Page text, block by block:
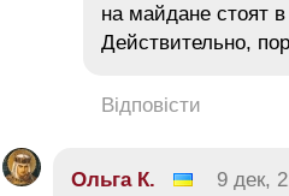
на майдане стоят
Действительно,
Відповісти
Ольга К. 9 дек,